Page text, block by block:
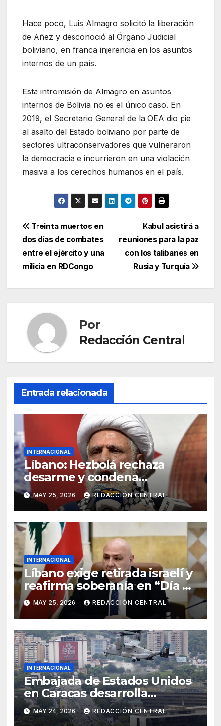
Hace poco, Luis Almagro solicitó la liberación
de Áñez y desconoció al Órgano Judicial
boliviano, en franca injerencia en los asuntos
internos de un país.
Esta intromisión de Almagro en asuntos
internos de Bolivia no es el único caso. En
2019, el Secretario General de la OEA dio pie
al asalto del Estado boliviano por parte de
sectores ultraconservadores que vulneraron
la democracia e incurrieron en una violación
masiva a los derechos humanos en el país.
Navegación
de
entradas
Kabul asistirá a
reuniones para la paz
con los talibanes en
Rusia y Turquía
Treinta muertos en
dos días de combates
entre el ejército y una
milicia en RDCongo
Por
Redacción Central
Entrada relacionada
INTERNACIONAL
Líbano: Hezbolá rechaza
desarme y condena
injerencia de EE.UU.
MAY 25, 2026 REDACCIÓN CENTRAL
INTERNACIONAL
Líbano exige retirada israelí y
reafirma soberanía en “Día de
la Resistencia y la Liberación”
MAY 25, 2026 REDACCIÓN CENTRAL
INTERNACIONAL
Embajada de Estados Unidos
en Caracas desarrolla
simulacro aéreo de
evacuación y contingencia
MAY 24, 2026 REDACCIÓN CENTRAL